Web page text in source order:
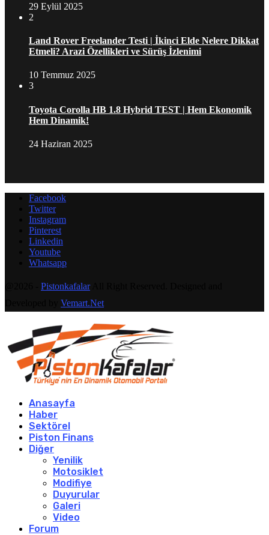
29 Eylül 2025
2
Land Rover Freelander Testi | İkinci Elde Nelere Dikkat
Etmeli? Arazi Özellikleri ve Sürüş İzlenimi
10 Temmuz 2025
3
Toyota Corolla HB 1.8 Hybrid TEST | Hem Ekonomik
Hem Dinamik!
24 Haziran 2025
Facebook
Twitter
Instagram
Pinterest
Linkedin
Youtube
Whatsapp
PistonkafalarAll Right Reserved. Designed and
Vemart.Net
Anasayfa
Haber
Sektörel
Piston Finans
Diğer
Yenilik
Motosiklet
Modifiye
Duyurular
Galeri
Video
Forum